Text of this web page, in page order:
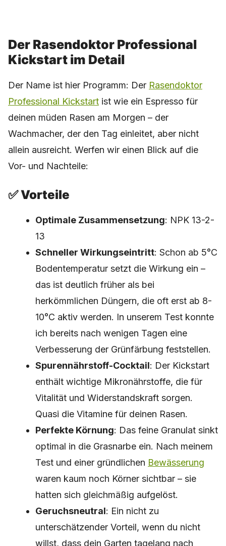
Der Rasendoktor Professional
Kickstart im Detail
Der Name ist hier Programm: Der Rasendoktor
Professional Kickstart ist wie ein Espresso für
deinen müden Rasen am Morgen – der
Wachmacher, der den Tag einleitet, aber nicht
allein ausreicht. Werfen wir einen Blick auf die
Vor- und Nachteile:
✅ Vorteile
Optimale Zusammensetzung: NPK 13-2-
13
Schneller Wirkungseintritt: Schon ab 5°C
Bodentemperatur setzt die Wirkung ein –
das ist deutlich früher als bei
herkömmlichen Düngern, die oft erst ab 8-
10°C aktiv werden. In unserem Test konnte
ich bereits nach wenigen Tagen eine
Verbesserung der Grünfärbung feststellen.
Spurennährstoff-Cocktail: Der Kickstart
enthält wichtige Mikronährstoffe, die für
Vitalität und Widerstandskraft sorgen.
Quasi die Vitamine für deinen Rasen.
Perfekte Körnung: Das feine Granulat sinkt
optimal in die Grasnarbe ein. Nach meinem
Test und einer gründlichen Bewässerung
waren kaum noch Körner sichtbar – sie
hatten sich gleichmäßig aufgelöst.
Geruchsneutral: Ein nicht zu
unterschätzender Vorteil, wenn du nicht
willst, dass dein Garten tagelang nach